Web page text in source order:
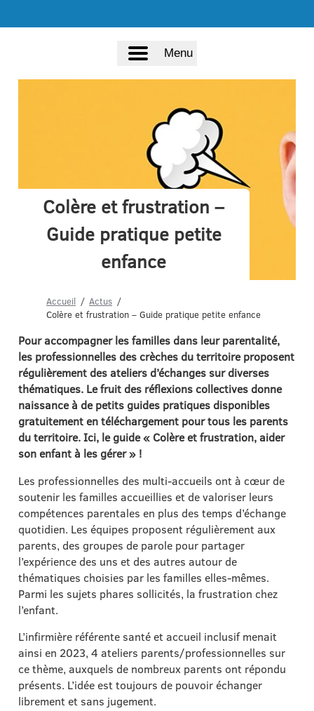
Menu
Colère et frustration –
Guide pratique petite
enfance
Accueil
Actus
Colère et frustration – Guide pratique petite enfance
Pour accompagner les familles dans leur parentalité,
les professionnelles des crèches du territoire proposent
régulièrement des ateliers d’échanges sur diverses
thématiques. Le fruit des réflexions collectives donne
naissance à de petits guides pratiques disponibles
gratuitement en téléchargement pour tous les parents
du territoire. Ici, le guide « Colère et frustration, aider
son enfant à les gérer » !
Les professionnelles des multi-accueils ont à cœur de
soutenir les familles accueillies et de valoriser leurs
compétences parentales en plus des temps d’échange
quotidien. Les équipes proposent régulièrement aux
parents, des groupes de parole pour partager
l’expérience des uns et des autres autour de
thématiques choisies par les familles elles-mêmes.
Parmi les sujets phares sollicités, la frustration chez
l’enfant.
L’infirmière référente santé et accueil inclusif menait
ainsi en 2023, 4 ateliers parents/professionnelles sur
ce thème, auxquels de nombreux parents ont répondu
présents. L’idée est toujours de pouvoir échanger
librement et sans jugement.